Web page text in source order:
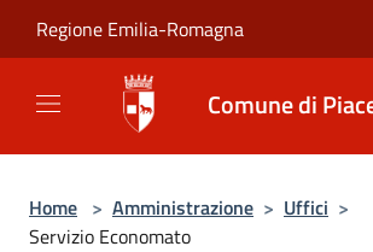
Regione Emilia-Romagna
Comune di
Home > Amministrazione > Uffici >
Servizio Economato